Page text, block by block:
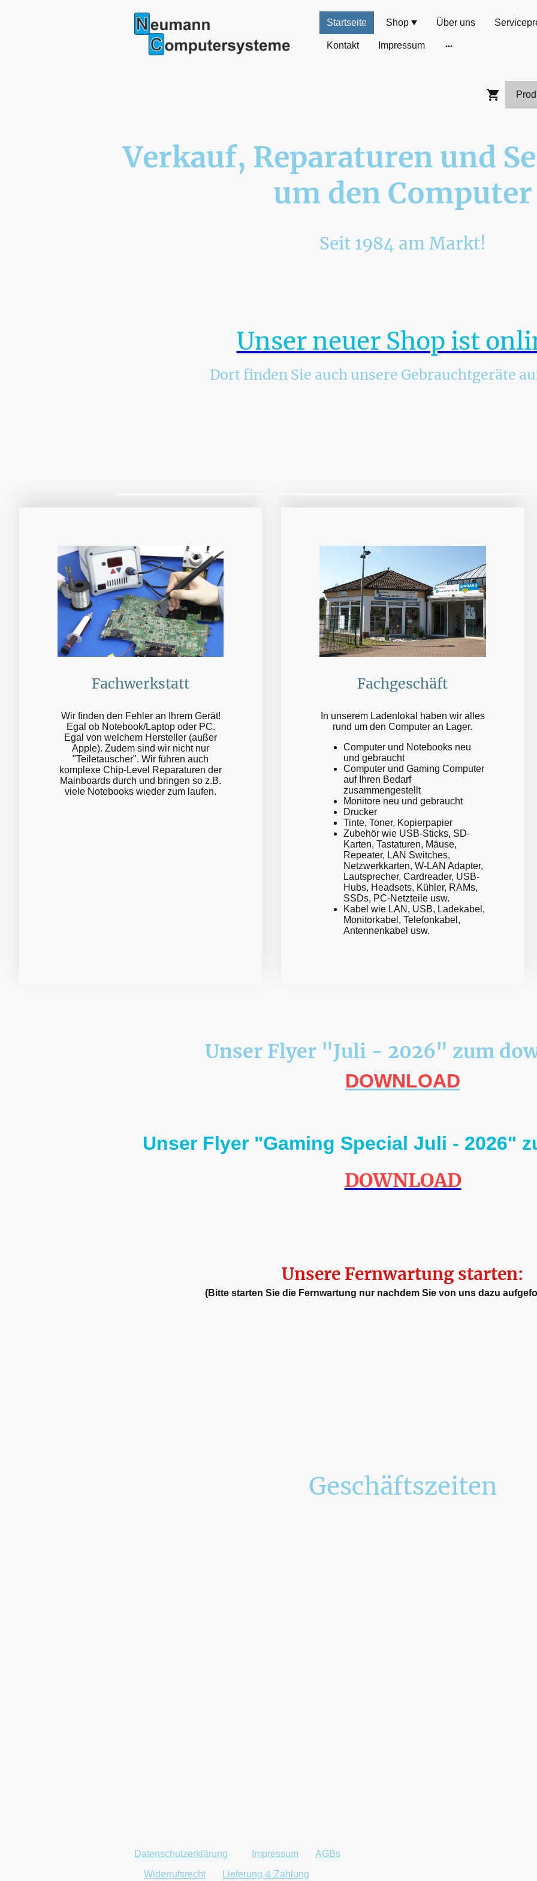
Startseite Shop Über uns
Kontakt Impressum
Verkauf, Reparaturen und
um den Computer
Seit 1984 am Markt!
Unser neuer Shop ist
Dort finden Sie auch unsere Gebrauchtgeräte
Fachwerkstatt
Wir finden den Fehler an Ihrem Gerät!
Egal ob Notebook/Laptop oder PC.
Egal von welchem Hersteller (außer
Apple). Zudem sind wir nicht nur
"Teiletauscher". Wir führen auch
komplexe Chip-Level Reparaturen der
Mainboards durch und bringen so z.B.
viele Notebooks wieder zum laufen.
Fachgeschäft
In unserem Ladenlokal haben wir alles
rund um den Computer an Lager.
Computer und Notebooks neu
und gebraucht
Computer und Gaming Computer
auf Ihren Bedarf
zusammengestellt
Monitore neu und gebraucht
Drucker
Tinte, Toner, Kopierpapier
Zubehör wie USB-Sticks, SD-
Karten, Tastaturen, Mäuse,
Repeater, LAN Switches,
Netzwerkkarten, W-LAN Adapter,
Lautsprecher, Cardreader, USB-
Hubs, Headsets, Kühler, RAMs,
SSDs, PC-Netzteile usw.
Kabel wie LAN, USB, Ladekabel,
Monitorkabel, Telefonkabel,
Antennenkabel usw.
Unser Flyer "Juli - 2026" zum
DOWNLOAD
Unser Flyer "Gaming Special Juli - 2026"
DOWNLOAD
Unsere Fernwartung starten:
(Bitte starten Sie die Fernwartung nur nachdem Sie von uns dazu
Geschäftszeiten
Datenschutzerklärung Impressum
AGBs
Widerrufsrecht| Lieferung & Zahlung